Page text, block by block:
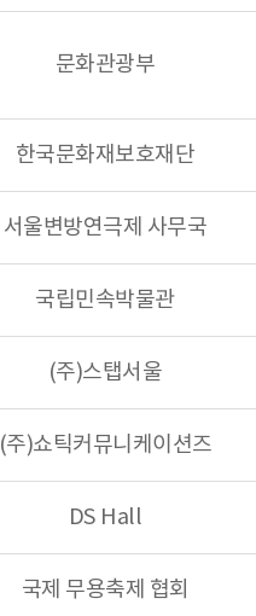
문화관광부
한국문화재보호재단
서울변방연극제 사무국
국립민속박물관
(주)스탭서울
(주)쇼틱커뮤니케이션즈
DS Hall
국제 무용축제 협회